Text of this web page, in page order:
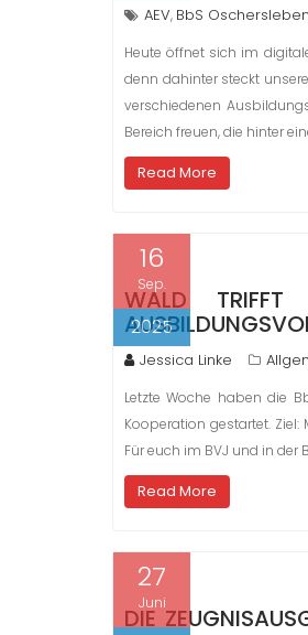
AEV, BbS Oschersleben
Heute öffnet sich im
denn dahinter steckt
verschiedenen
Bereich freuen, die hinter
Read More
16
Sep.
2025
WALD TRIFFT
Jessica Linke
Letzte Woche haben die
Kooperation gestartet.
Für euch im BVJ und in der
Read More
27
Juni
DIE